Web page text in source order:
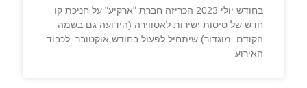
בחודש יולי 2023 הכריזה חברת "ארקיע" על חניכת קו
חדש של טיסות ישירות לאסווירה (הידועה גם בשמה
הקודם: מוגדור) שיתחיל לפעול בחודש אוקטובר. לכבוד
האירוע